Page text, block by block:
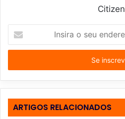
Citizen
s
r
a
ARTIGOS RELACIONADOS